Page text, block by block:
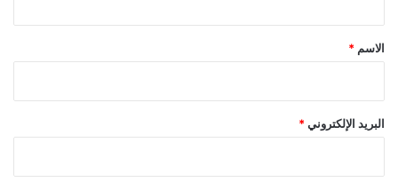
*
الاسم *
البريد الإلكتروني *